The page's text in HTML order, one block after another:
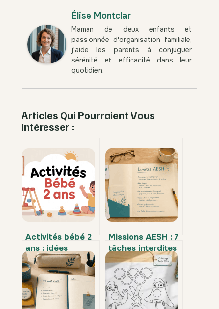
Élise Montclar
Maman de deux enfants et
passionnée d'organisation familiale,
j'aide les parents à conjuguer
sérénité et efficacité dans leur
quotidien.
Articles Qui Pourraient Vous
Intéresser :
Activités bébé 2
ans : idées
simples pour
l’éveiller au
quotidien
Missions AESH : 7
tâches interdites
par la circulaire
2017-084 que
vous devez
refuser